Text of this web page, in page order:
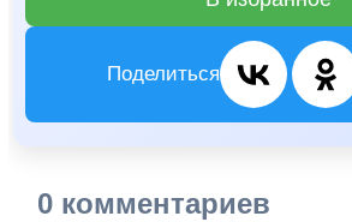
Поделиться
0 комментариев